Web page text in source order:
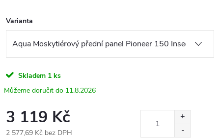
Varianta
Skladem 1 ks
11.8.2026
3 119 Kč
2 577,69 Kč bez DPH